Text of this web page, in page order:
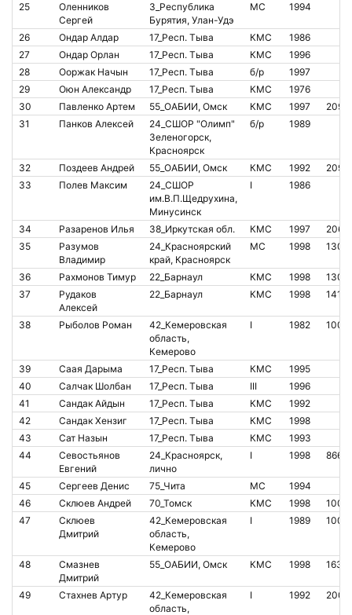
25
Оленников
Сергей
3_Республика
Бурятия, Улан-Удэ
МС 1994
26 Ондар Алдар 17_Респ. Тыва КМС
1986
27
Ондар Орлан 17_Респ. Тыва КМС
1996
28
Ооржак Начын 17_Респ. Тыва б/р
1997
29
Оюн Александр 17_Респ. Тыва КМС
1976
30
Павленко Артем 55_ОАБИИ, Омск КМС 1997
31
Панков Алексей
24_СШОР "Олимп"
Зеленогорск,
Красноярск
б/р 1989
32 Поздеев Андрей 55_ОАБИИ, Омск КМС 1992
33
Полев Максим
24_СШОР
им.В.П.Щедрухина,
Минусинск
I 1986
34 Разаренов Илья 38_Иркутская обл. КМС 1997
35
Разумов
Владимир
24_Красноярский
край, Красноярск
МС 1998
36 Рахмонов Тимур 22_Барнаул КМС 1998
37
Рудаков
Алексей
22_Барнаул КМС 1998
38 Рыболов Роман
42_Кемеровская
область,
Кемерово
I 1982
39 Саая Дарыма 17_Респ. Тыва КМС
1995
40
Салчак Шолбан 17_Респ. Тыва III
1996
41
Сандак Айдын 17_Респ. Тыва КМС
1992
42
Сандак Хензиг 17_Респ. Тыва КМС
1998
43
Сат Назын 17_Респ. Тыва КМС
1993
44
Севостьянов
Евгений
24_Красноярск,
лично
I 1998
45 Сергеев Денис 75_Чита МС
1994
46
Склюев Андрей 70_Томск КМС 1998
47
Склюев
Дмитрий
42_Кемеровская
область,
Кемерово
I 1989
48
Смазнев
Дмитрий
55_ОАБИИ, Омск КМС 1998
49 Стахнев Артур
42_Кемеровская
область,
I 1992